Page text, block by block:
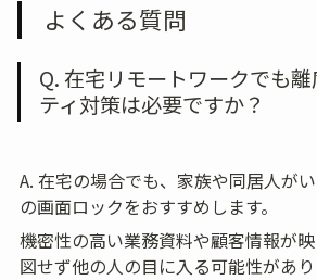
よくある質問
Q. 在宅リモートワークでも
ティ対策は必要ですか？
A. 在宅の場合でも、家族や同居人が
の画面ロックをおすすめします。
機密性の高い業務資料や顧客情報が
図せず他の人の目に入る可能性があり